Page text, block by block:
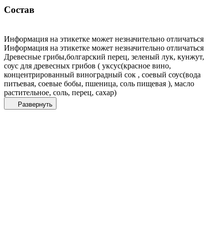
Состав
Информация на этикетке может незначительно отличаться
Информация на этикетке может незначительно отличаться
Древесные грибы,болгарский перец, зеленый лук, кунжут,
соус для древесных грибов ( уксус(красное вино,
концентрированный виноградный сок , соевый соус(вода
питьевая, соевые бобы, пшеница, соль пищевая ), масло
растительное, соль, перец, сахар)
Развернуть